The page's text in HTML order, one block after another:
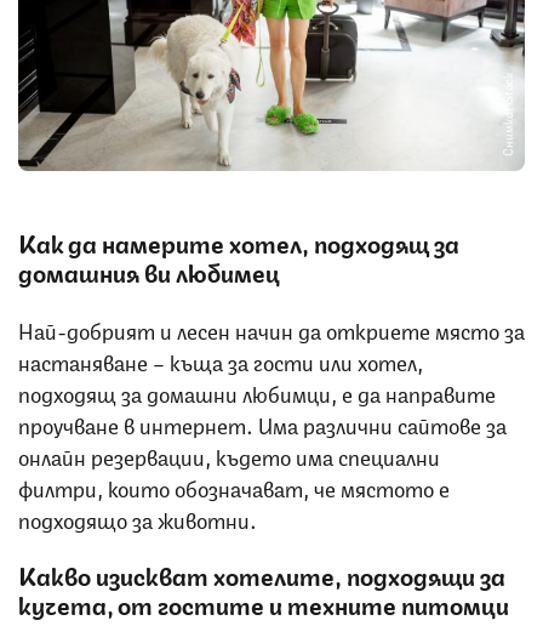
Снимка: iStock
Как да намерите хотел, подходящ за
домашния ви любимец
Най-добрият и лесен начин да откриете място за
настаняване – къща за гости или хотел,
подходящ за домашни любимци, е да направите
проучване в интернет. Има различни сайтове за
онлайн резервации, където има специални
филтри, които обозначават, че мястото е
подходящо за животни.
Какво изискват хотелите, подходящи за
кучета, от гостите и техните питомци